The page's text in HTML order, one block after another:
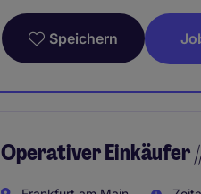
Speichern
Operativer Einkäufer